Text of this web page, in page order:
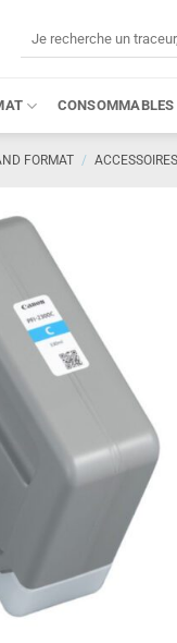
CONSOMMABLES
FORMAT /